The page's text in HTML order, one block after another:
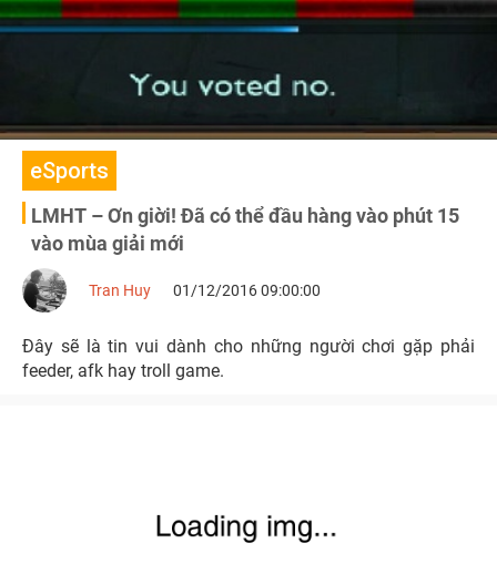
eSports
LMHT – Ơn giời! Đã có thể đầu hàng vào phút 15
vào mùa giải mới
Tran Huy 01/12/2016 09:00:00
Đây sẽ là tin vui dành cho những người chơi gặp phải
feeder, afk hay troll game.